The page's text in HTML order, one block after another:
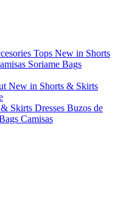
Tops New in Shorts
Soriame Bags
New in Shorts & Skirts
Skirts Dresses Buzos de
Camisas